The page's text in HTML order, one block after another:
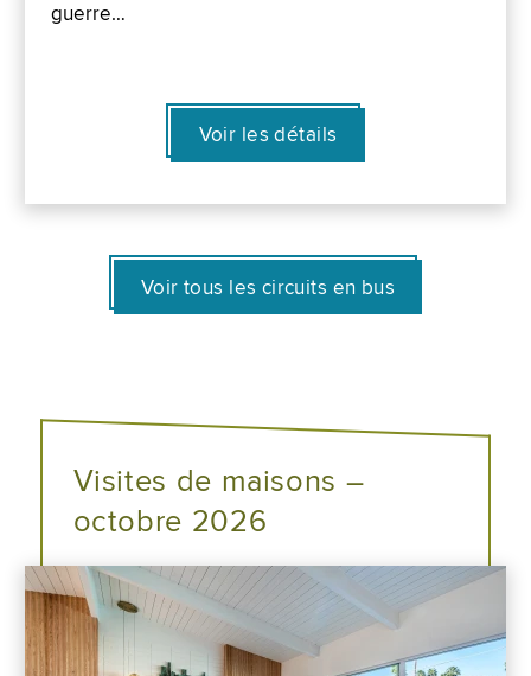
guerre…
Voir les détails
Voir tous les circuits en bus
Visites de maisons –
octobre 2026